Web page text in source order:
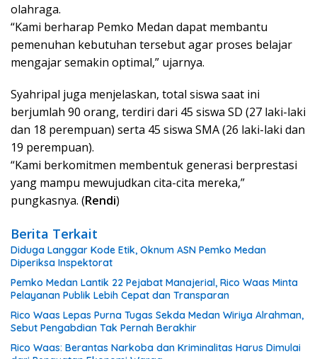
olahraga.
“Kami berharap Pemko Medan dapat membantu
pemenuhan kebutuhan tersebut agar proses belajar
mengajar semakin optimal,” ujarnya.
Syahripal juga menjelaskan, total siswa saat ini
berjumlah 90 orang, terdiri dari 45 siswa SD (27 laki-laki
dan 18 perempuan) serta 45 siswa SMA (26 laki-laki dan
19 perempuan).
“Kami berkomitmen membentuk generasi berprestasi
yang mampu mewujudkan cita-cita mereka,”
pungkasnya. (Rendi)
Berita Terkait
Diduga Langgar Kode Etik, Oknum ASN Pemko Medan
Diperiksa Inspektorat
Pemko Medan Lantik 22 Pejabat Manajerial, Rico Waas Minta
Pelayanan Publik Lebih Cepat dan Transparan
Rico Waas Lepas Purna Tugas Sekda Medan Wiriya Alrahman,
Sebut Pengabdian Tak Pernah Berakhir
Rico Waas: Berantas Narkoba dan Kriminalitas Harus Dimulai